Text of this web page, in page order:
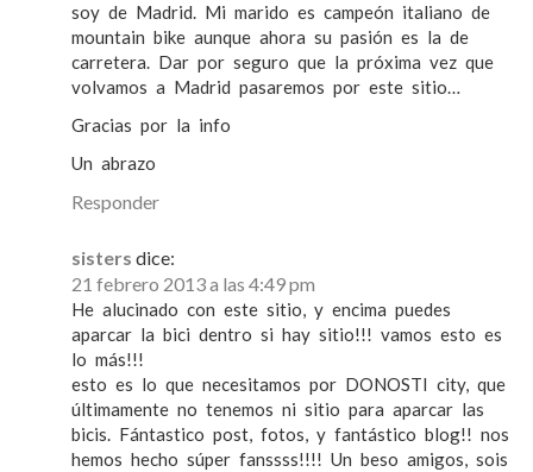
soy de Madrid. Mi marido es campeón italiano de
mountain bike aunque ahora su pasión es la de
carretera. Dar por seguro que la próxima vez que
volvamos a Madrid pasaremos por este sitio…
Gracias por la info
Un abrazo
Responder
sisters dice:
21 febrero 2013 a las 4:49 pm
He alucinado con este sitio, y encima puedes
aparcar la bici dentro si hay sitio!!! vamos esto es
lo más!!!
esto es lo que necesitamos por DONOSTI city, que
últimamente no tenemos ni sitio para aparcar las
bicis. Fántastico post, fotos, y fantástico blog!! nos
hemos hecho súper fanssss!!!! Un beso amigos, sois